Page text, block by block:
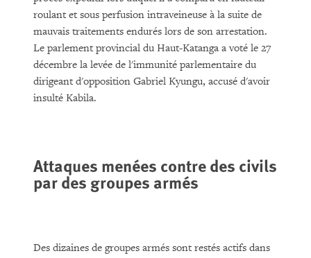
roulant et sous perfusion intraveineuse à la suite de
mauvais traitements endurés lors de son arrestation.
Le parlement provincial du Haut-Katanga a voté le 27
décembre la levée de l'immunité parlementaire du
dirigeant d'opposition Gabriel Kyungu, accusé d'avoir
insulté Kabila.
Attaques menées contre des civils
par des groupes armés
Des dizaines de groupes armés sont restés actifs dans